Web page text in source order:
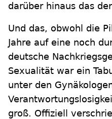
darüber hinaus das
Und das, obwohl die
Jahre auf eine noch
deutsche
Sexualität war ein
unter den
groß. Offiziell